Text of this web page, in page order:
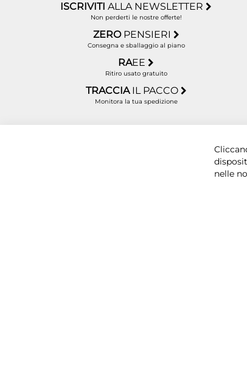
ISCRIVITIALLA NEWSLETTER
Non perderti le nostre offerte!
ZERO PENSIERI
Consegna e sballaggio al piano
RAEE
Ritiro usato gratuito
TRACCIA IL PACCO
Monitora la tua spedizione
Copyright © 2025 BYTECNO S.R.L.